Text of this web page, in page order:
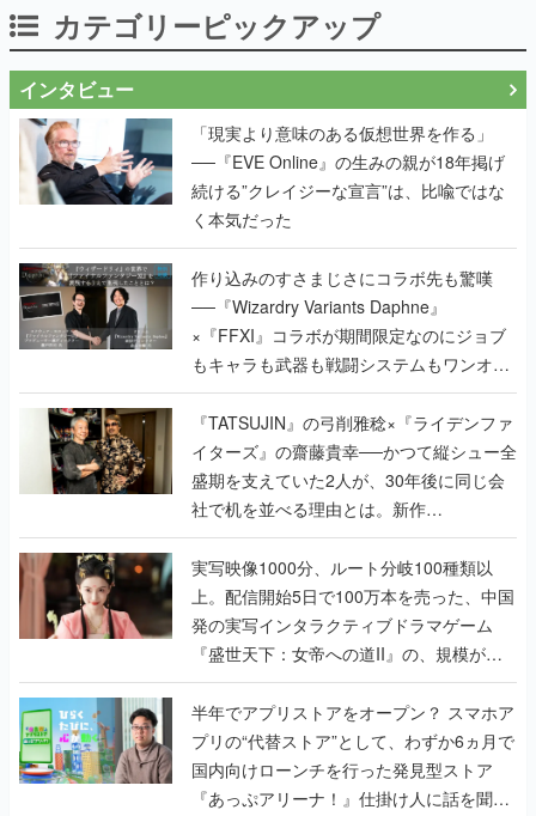
「現実より意味のある仮想世界を作る」
──『EVE Online』の生みの親が18年掲げ
く本気だった
作り込みのすさまじさにコラボ先も驚嘆
──『Wizardry Variants Daphne』
×『FFXI』コラボが期間限定なのにジョブ
もキャラも武器も戦闘システムもワンオフ
で作り込まれた理由を両ディレクターに聞
く
『TATSUJIN』の弓削雅稔×『ライデンファ
イターズ』の齋藤貴幸──かつて縦シュー全
盛期を支えていた2人が、30年後に同じ会
社で机を並べる理由とは。新作
『TATSUJIN EXTREME』で初タッグを組
んだレジェンド2人に訊く開発秘話
実写映像1000分、ルート分岐100種類以
上。配信開始5日で100万本を売った、中国
発の実写インタラクティブドラマゲーム
『盛世天下：女帝への道II』の、規模が違
うこだわりをプロデューサーに聞いた
半年でアプリストアをオープン？ スマホア
プリの“代替ストア”として、わずか6ヵ月で
国内向けローンチを行った発見型ストア
『あっぷアリーナ！』仕掛け人に話を聞い
てみた
インタビューの記事一覧